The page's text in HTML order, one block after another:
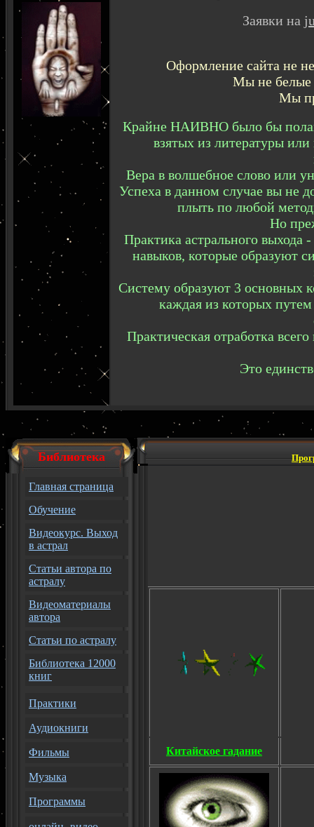
Заявки на
Оформление сайта не
Мы не белые
Мы
Крайне НАИВНО было бы
взятых из литературы
Вера в волшебное слово или
Успеха в данном случае вы не
плыть по любой
Но
Практика астрального
навыков, которые образуют
Систему образуют 3 основных
каждая из которых
Практическая отработка
Это
Библиотека
Главная страница
Обучение
Видеокурс. Выход
в астрал
Статьи автора по
астралу
Видеоматериалы
автора
Статьи по астралу
Библиотека 12000
книг
Практики
Аудиокниги
Фильмы
Музыка
Программы
Китайское гадание